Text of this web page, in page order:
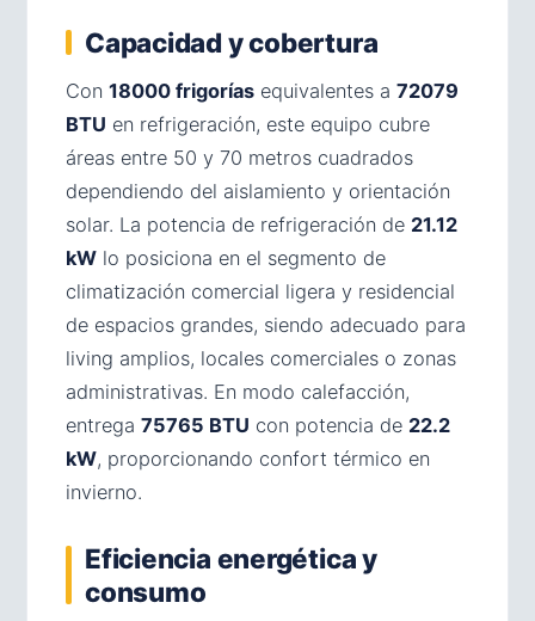
Capacidad y cobertura
Con 18000 frigorías equivalentes a 72079
BTU en refrigeración, este equipo cubre
áreas entre 50 y 70 metros cuadrados
dependiendo del aislamiento y orientación
solar. La potencia de refrigeración de 21.12
kW lo posiciona en el segmento de
climatización comercial ligera y residencial
de espacios grandes, siendo adecuado para
living amplios, locales comerciales o zonas
administrativas. En modo calefacción,
entrega 75765 BTU con potencia de 22.2
kW, proporcionando confort térmico en
invierno.
Eficiencia energética y
consumo